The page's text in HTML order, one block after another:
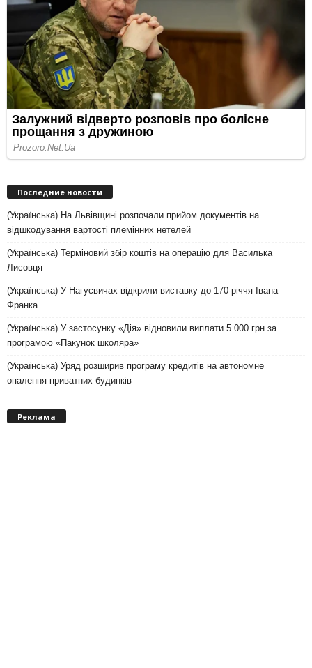
Последние новости
(Українська) На Львівщині розпочали прийом документів на
відшкодування вартості племінних нетелей
(Українська) Терміновий збір коштів на операцію для Василька
Лисовця
(Українська) У Нагуєвичах відкрили виставку до 170-річчя Івана
Франка
(Українська) У застосунку «Дія» відновили виплати 5 000 грн за
програмою «Пакунок школяра»
(Українська) Уряд розширив програму кредитів на автономне
опалення приватних будинків
Реклама